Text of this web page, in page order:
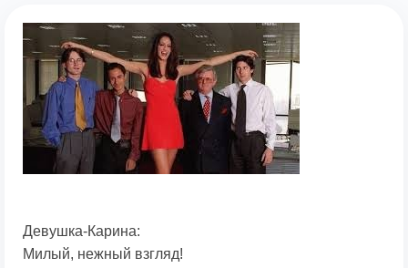
Девушка-Карина:
Милый, нежный взгляд!